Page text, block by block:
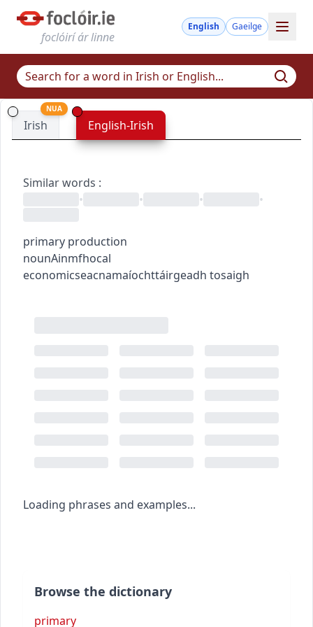
foclóirí ár linne
English Gaeilge
Irish
NUA
English-Irish
Similar words :
•
• • •
primary production
nounAinmfhocal
economicseacnamaíochttáirgeadh tosaigh
Loading phrases and examples...
Browse the dictionary
primary